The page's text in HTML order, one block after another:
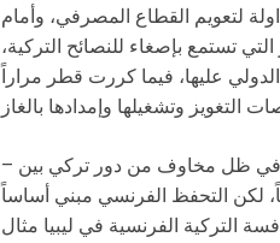
لتعويم القطاع المصرفي، وأمام
تستمع بإصغاء للنصائح التركية،
عليها، فيما كررت قطر مراراً
– التحفظ الفرنسي على الحضور التركي الإضافي على البحر المتوسط، في ظل مخاوف من دور تركي بين
لكن التحفظ الفرنسي مبني أساساً
التركية الفرنسية في ليبيا مثال